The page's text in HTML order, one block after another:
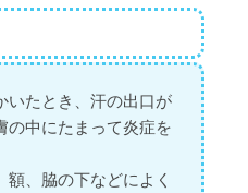
いたとき、汗の出口が
の中にたまって炎症を
、脇の下などによく